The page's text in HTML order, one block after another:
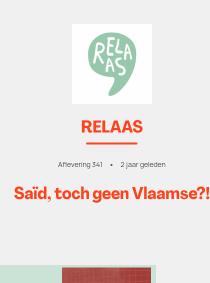
RELAAS
Aflevering 341 2 jaar geleden
Saïd, toch geen Vlaamse?!